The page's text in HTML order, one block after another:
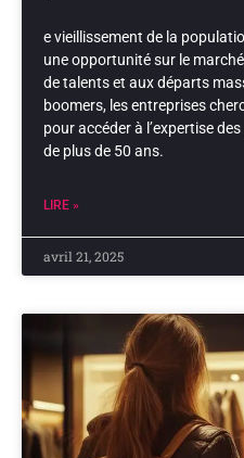
e vieillissement de la
une opportunité sur le
de talents et aux départs
boomers, les entreprises
pour accéder à l’expertise
de plus de 50 ans.
LIRE »
avril 21, 2025